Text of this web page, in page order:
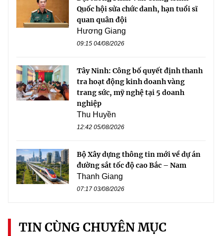
Quốc hội sửa chức danh, hạn tuổi sĩ
quan quân đội
Hương Giang
09:15 04/08/2026
Tây Ninh: Công bố quyết định thanh
tra hoạt động kinh doanh vàng
trang sức, mỹ nghệ tại 5 doanh
nghiệp
Thu Huyền
12:42 05/08/2026
Bộ Xây dựng thông tin mới về dự án
đường sắt tốc độ cao Bắc – Nam
Thanh Giang
07:17 03/08/2026
TIN CÙNG CHUYÊN MỤC